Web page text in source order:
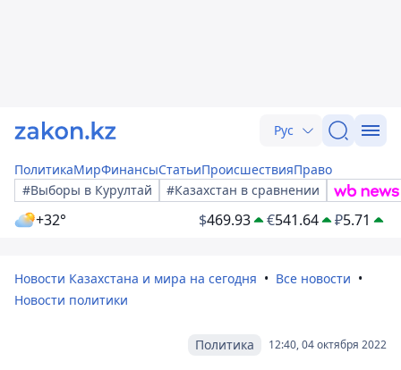
Рус
ПолитикаМирФинансыСтатьиПроисшествияПраво
#Выборы в Курултай
#Казахстан в сравнении
+32° $469.93 €541.64 ₽5.71
Новости Казахстана и мира на сегодня
Все новости
Новости политики
12:40, 04 октября 2022
Политика